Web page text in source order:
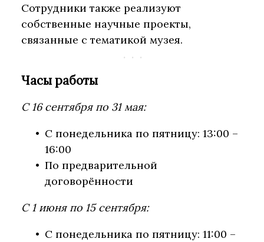
Сотрудники также реализуют
собственные научные проекты,
связанные с тематикой музея.
Часы работы
С 16 сентября по 31 мая:
С понедельника по пятницу: 13:00 –
16:00
По предварительной
договорённости
С 1 июня по 15 сентября:
С понедельника по пятницу: 11:00 –